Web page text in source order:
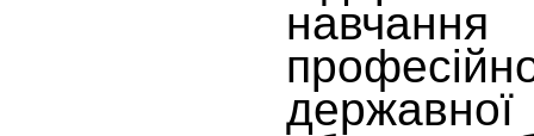
державної